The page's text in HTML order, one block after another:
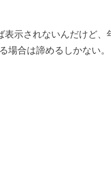
示されないんだけど、
場合は諦めるしかない。